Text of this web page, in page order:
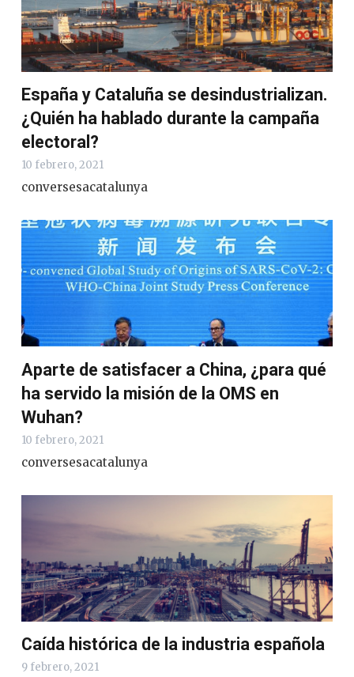
España y Cataluña se desindustrializan.
¿Quién ha hablado durante la campaña
electoral?
10 febrero, 2021
conversesacatalunya
Aparte de satisfacer a China, ¿para qué
ha servido la misión de la OMS en
Wuhan?
10 febrero, 2021
conversesacatalunya
Caída histórica de la industria española
9 febrero, 2021